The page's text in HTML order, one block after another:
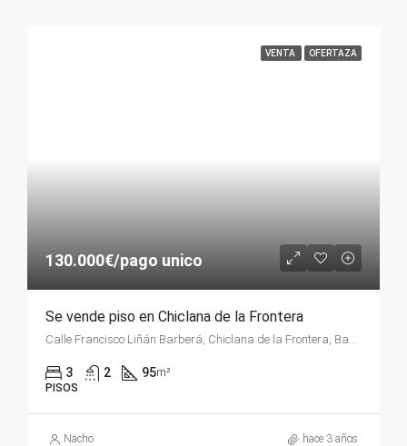
VENTA OFERTAZA
130.000€/pago unico
Se vende piso en Chiclana de la Frontera
Calle Francisco Liñán Barberá, Chiclana de la Frontera, Bahía de Cádiz, Cádiz, Andalucía, 11130, España
3 2 95m²
PISOS
Nacho hace 3 años